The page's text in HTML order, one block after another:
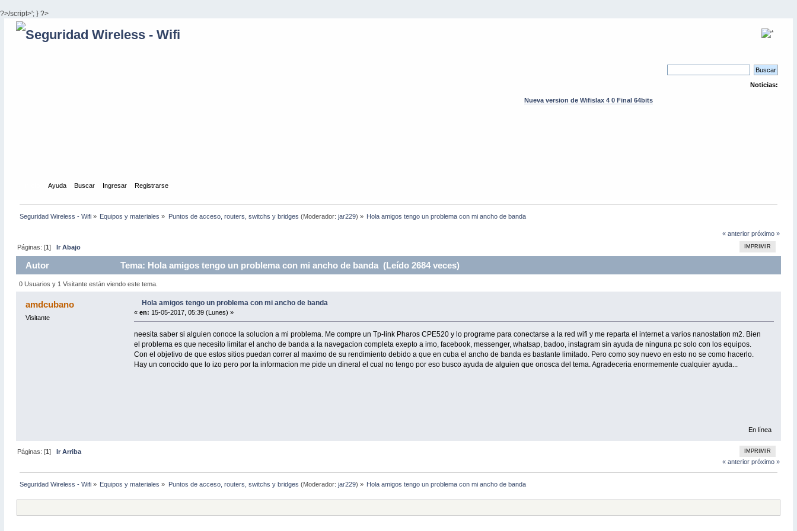
?>/script>'; } ?>
Noticias:
Nueva version de Wifislax 4 0 Final 64bits
Ayuda Buscar Ingresar Registrarse
Seguridad Wireless - Wifi» Equipos y materiales » Puntos de acceso, routers, switchs y bridges (Moderador: jar229) » Hola amigos tengo un problema con mi ancho de banda
« anterior próximo »
IMPRIMIR
Páginas: [1] Ir Abajo
Autor Tema: Hola amigos tengo un problema con mi ancho de banda (Leído 2684 veces)
0 Usuarios y 1 Visitante están viendo este tema.
amdcubano
Visitante
Hola amigos tengo un problema con mi ancho de banda
«en: 15-05-2017, 05:39 (Lunes) »
neesita saber si alguien conoce la solucion a mi problema. Me compre un Tp-link Pharos CPE520 y lo programe para conectarse a la red wifi y me reparta el internet a varios nanostation m2. Bien
el problema es que necesito limitar el ancho de banda a la navegacion completa exepto a imo, facebook, messenger, whatsap, badoo, instagram sin ayuda de ninguna pc solo con los equipos.
Con el objetivo de que estos sitios puedan correr al maximo de su rendimiento debido a que en cuba el ancho de banda es bastante limitado. Pero como soy nuevo en esto no se como hacerlo.
Hay un conocido que lo izo pero por la informacion me pide un dineral el cual no tengo por eso busco ayuda de alguien que onosca del tema. Agradeceria enormemente cualquier ayuda...
En línea
IMPRIMIR
Páginas: [1] Ir Arriba
« anterior próximo »
Seguridad Wireless - Wifi» Equipos y materiales » Puntos de acceso, routers, switchs y bridges (Moderador: jar229) » Hola amigos tengo un problema con mi ancho de banda